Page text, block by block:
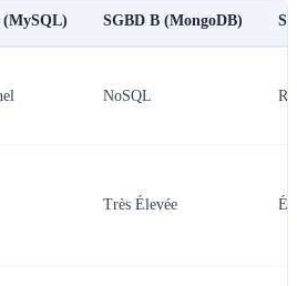
(MySQL) SGBD B (MongoDB)
NoSQL
Très Élevée